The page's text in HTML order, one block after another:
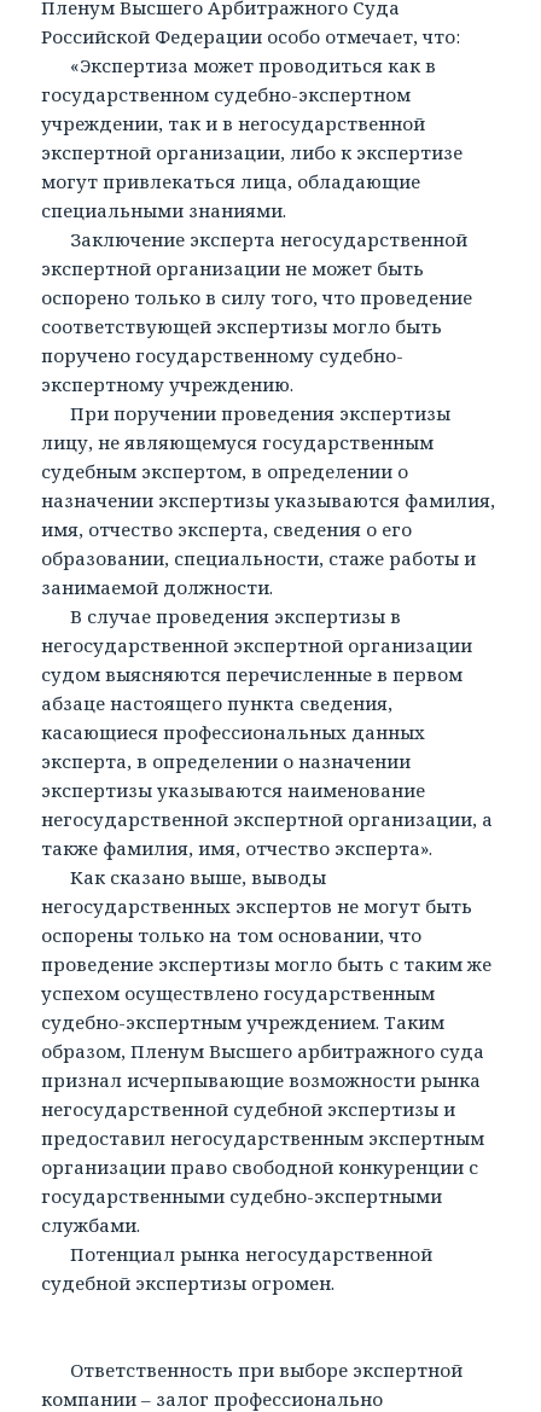
Пленум Высшего Арбитражного Суда
Российской Федерации особо отмечает, что:
«Экспертиза может проводиться как в
государственном судебно-экспертном
учреждении, так и в негосударственной
экспертной организации, либо к экспертизе
могут привлекаться лица, обладающие
специальными знаниями.
Заключение эксперта негосударственной
экспертной организации не может быть
оспорено только в силу того, что проведение
соответствующей экспертизы могло быть
поручено государственному судебно-
экспертному учреждению.
При поручении проведения экспертизы
лицу, не являющемуся государственным
судебным экспертом, в определении о
назначении экспертизы указываются фамилия,
имя, отчество эксперта, сведения о его
образовании, специальности, стаже работы и
занимаемой должности.
В случае проведения экспертизы в
негосударственной экспертной организации
судом выясняются перечисленные в первом
абзаце настоящего пункта сведения,
касающиеся профессиональных данных
эксперта, в определении о назначении
экспертизы указываются наименование
негосударственной экспертной организации, а
также фамилия, имя, отчество эксперта».
Как сказано выше, выводы
негосударственных экспертов не могут быть
оспорены только на том основании, что
проведение экспертизы могло быть с таким же
успехом осуществлено государственным
судебно-экспертным учреждением. Таким
образом, Пленум Высшего арбитражного суда
признал исчерпывающие возможности рынка
негосударственной судебной экспертизы и
предоставил негосударственным экспертным
организации право свободной конкуренции с
государственными судебно-экспертными
службами.
Потенциал рынка негосударственной
судебной экспертизы огромен.
Ответственность при выборе экспертной
компании – залог профессионально